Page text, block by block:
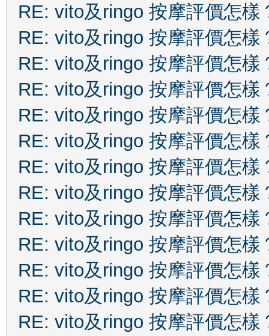
RE: vito及ringo 按摩評價怎樣
RE: vito及ringo 按摩評價怎樣
RE: vito及ringo 按摩評價怎樣
RE: vito及ringo 按摩評價怎樣
RE: vito及ringo 按摩評價怎樣
RE: vito及ringo 按摩評價怎樣
RE: vito及ringo 按摩評價怎樣
RE: vito及ringo 按摩評價怎樣
RE: vito及ringo 按摩評價怎樣
RE: vito及ringo 按摩評價怎樣
RE: vito及ringo 按摩評價怎樣
RE: vito及ringo 按摩評價怎樣
RE: vito及ringo 按摩評價怎樣